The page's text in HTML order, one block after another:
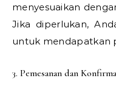
menyesuaikan
Jika diperlukan,
untuk mendapatkan
3. Pemesanan dan